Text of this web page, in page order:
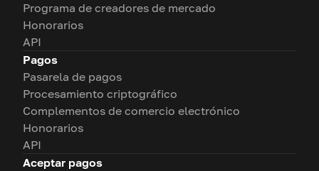
Programa de creadores de mercado
Honorarios
API
Pagos
Pasarela de pagos
Procesamiento criptográfico
Complementos de comercio electrónico
Honorarios
API
Aceptar pagos